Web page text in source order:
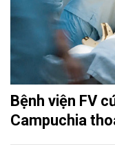
Bệnh viện FV
Campuchia